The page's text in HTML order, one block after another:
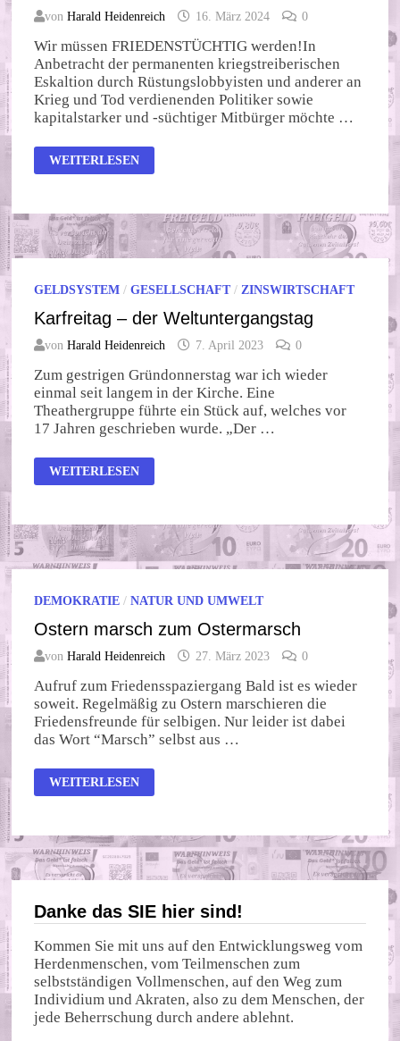
vonHarald Heidenreich 16. März 2024 0
Wir müssen FRIEDENSTÜCHTIG werden!In
Anbetracht der permanenten kriegstreiberischen
Eskaltion durch Rüstungslobbyisten und anderer an
Krieg und Tod verdienenden Politiker sowie
kapitalstarker und -süchtiger Mitbürger möchte …
OSTERMÄRSCHE
IM
WEITERLESEN
GELDSYSTEM /GESELLSCHAFT/ ZINSWIRTSCHAFT
Karfreitag – der Weltuntergangstag
vonHarald Heidenreich 7. April 2023 0
Zum gestrigen Gründonnerstag war ich wieder
einmal seit langem in der Kirche. Eine
Theathergruppe führte ein Stück auf, welches vor
17 Jahren geschrieben wurde. „Der …
KARFREITAG
–
WEITERLESEN
DEMOKRATIE /NATUR UND UMWELT
Ostern marsch zum Ostermarsch
vonHarald Heidenreich 27. März 2023 0
Aufruf zum Friedensspaziergang Bald ist es wieder
soweit. Regelmäßig zu Ostern marschieren die
Friedensfreunde für selbigen. Nur leider ist dabei
das Wort “Marsch” selbst aus …
OSTERN
MARSCH
WEITERLESEN
Danke das SIE hier sind!
Kommen Sie mit uns auf den Entwicklungsweg vom
Herdenmenschen, vom Teilmenschen zum
selbstständigen Vollmenschen, auf den Weg zum
Individium und Akraten, also zu dem Menschen, der
jede Beherrschung durch andere ablehnt.